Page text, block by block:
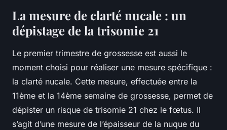
La mesure de clarté nucale : un
dépistage de la trisomie 21
Le premier trimestre de grossesse est aussi le
moment choisi pour réaliser une mesure spécifique :
la clarté nucale. Cette mesure, effectuée entre la
11ème et la 14ème semaine de grossesse, permet de
dépister un risque de trisomie 21 chez le fœtus. Il
s’agit d’une mesure de l’épaisseur de la nuque du